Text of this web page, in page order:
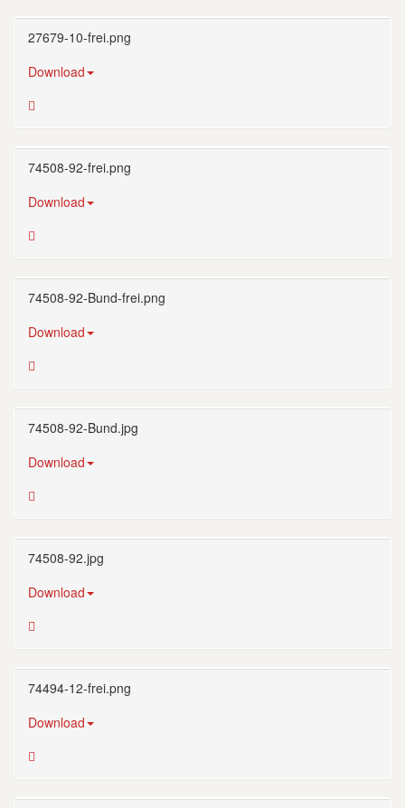
27679-10-frei.png
Download
74508-92-frei.png
Download
74508-92-Bund-frei.png
Download
74508-92-Bund.jpg
Download
74508-92.jpg
Download
74494-12-frei.png
Download